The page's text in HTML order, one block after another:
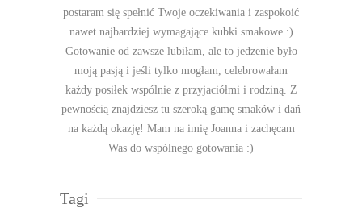
postaram się spełnić Twoje oczekiwania i zaspokoić
nawet najbardziej wymagające kubki smakowe :)
Gotowanie od zawsze lubiłam, ale to jedzenie było
moją pasją i jeśli tylko mogłam, celebrowałam
każdy posiłek wspólnie z przyjaciółmi i rodziną. Z
pewnością znajdziesz tu szeroką gamę smaków i dań
na każdą okazję! Mam na imię Joanna i zachęcam
Was do wspólnego gotowania :)
Tagi